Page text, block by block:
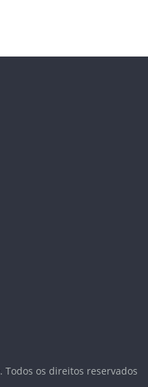
. Todos os direitos reservados